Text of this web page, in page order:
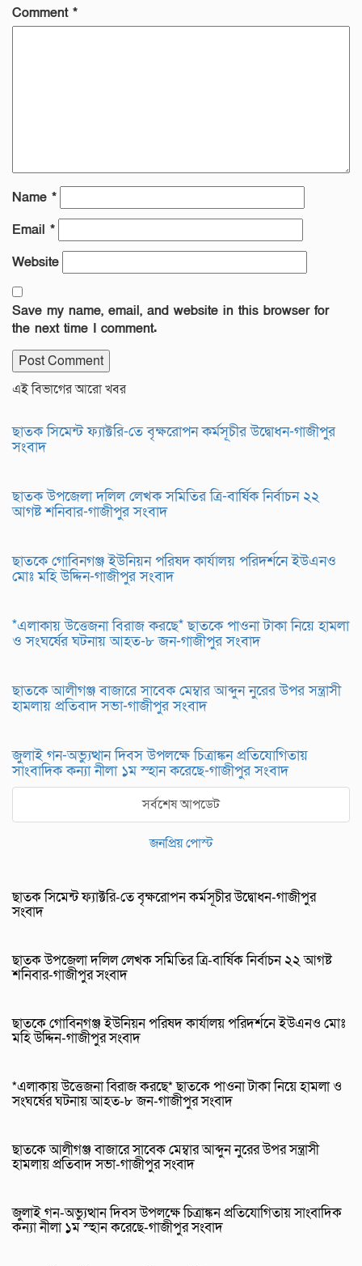
Comment *
Name *
Email *
Website
Save my name, email, and website in this browser for
the next time I comment.
এই বিভাগের আরো খবর
ছাতক সিমেন্ট ফ্যাক্টরি-তে বৃক্ষরোপন কর্মসূচীর উদ্বোধন-গাজীপুর
সংবাদ
ছাতক উপজেলা দলিল লেখক সমিতির ত্রি-বার্ষিক নির্বাচন ২২
আগষ্ট শনিবার-গাজীপুর সংবাদ
ছাতকে গোবিনগঞ্জ ইউনিয়ন পরিষদ কার্যালয় পরিদর্শনে ইউএনও
মোঃ মহি উদ্দিন-গাজীপুর সংবাদ
*এলাকায় উত্তেজনা বিরাজ করছে* ছাতকে পাওনা টাকা নিয়ে হামলা
ও সংঘর্ষের ঘটনায় আহত-৮ জন-গাজীপুর সংবাদ
ছাতকে আলীগঞ্জ বাজারে সাবেক মেম্বার আব্দুন নুরের উপর সন্ত্রাসী
হামলায় প্রতিবাদ সভা-গাজীপুর সংবাদ
জুলাই গন-অভ্যুত্থান দিবস উপলক্ষে চিত্রাঙ্কন প্রতিযোগিতায়
সাংবাদিক কন্যা নীলা ১ম স্হান করেছে-গাজীপুর সংবাদ
সর্বশেষ আপডেট
জনপ্রিয় পোস্ট
ছাতক সিমেন্ট ফ্যাক্টরি-তে বৃক্ষরোপন কর্মসূচীর উদ্বোধন-গাজীপুর
সংবাদ
ছাতক উপজেলা দলিল লেখক সমিতির ত্রি-বার্ষিক নির্বাচন ২২ আগষ্ট
শনিবার-গাজীপুর সংবাদ
ছাতকে গোবিনগঞ্জ ইউনিয়ন পরিষদ কার্যালয় পরিদর্শনে ইউএনও মোঃ
মহি উদ্দিন-গাজীপুর সংবাদ
*এলাকায় উত্তেজনা বিরাজ করছে* ছাতকে পাওনা টাকা নিয়ে হামলা ও
সংঘর্ষের ঘটনায় আহত-৮ জন-গাজীপুর সংবাদ
ছাতকে আলীগঞ্জ বাজারে সাবেক মেম্বার আব্দুন নুরের উপর সন্ত্রাসী
হামলায় প্রতিবাদ সভা-গাজীপুর সংবাদ
জুলাই গন-অভ্যুত্থান দিবস উপলক্ষে চিত্রাঙ্কন প্রতিযোগিতায় সাংবাদিক
কন্যা নীলা ১ম স্হান করেছে-গাজীপুর সংবাদ